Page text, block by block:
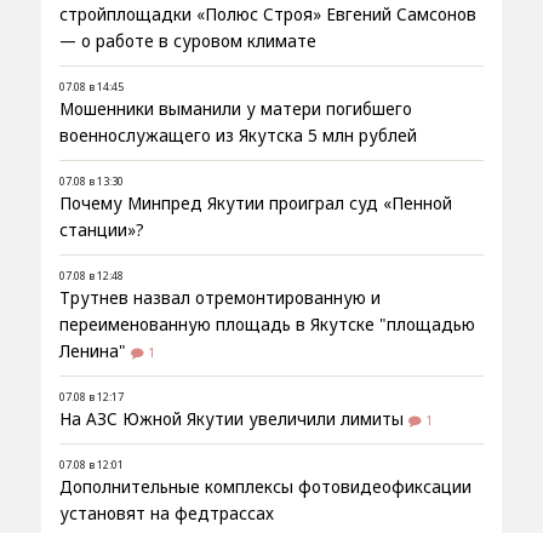
стройплощадки «Полюс Строя» Евгений Самсонов
— о работе в суровом климате
07.08 в 14:45
Мошенники выманили у матери погибшего
военнослужащего из Якутска 5 млн рублей
07.08 в 13:30
Почему Минпред Якутии проиграл суд «Пенной
станции»?
07.08 в 12:48
Трутнев назвал отремонтированную и
переименованную площадь в Якутске "площадью
Ленина"
1
07.08 в 12:17
На АЗС Южной Якутии увеличили лимиты 1
07.08 в 12:01
Дополнительные комплексы фотовидеофиксации
установят на федтрассах